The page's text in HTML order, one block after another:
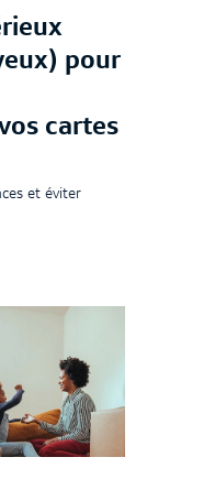
pour
cartes
et éviter